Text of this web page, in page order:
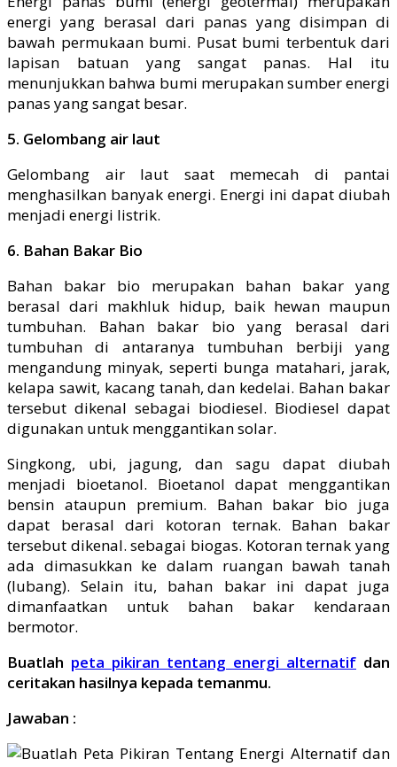
energi yang berasal dari panas yang disimpan di
bawah permukaan bumi. Pusat bumi terbentuk dari
lapisan batuan yang sangat panas. Hal itu
menunjukkan bahwa bumi merupakan sumber energi
panas yang sangat besar.
5. Gelombang air laut
Gelombang air laut saat memecah di pantai
menghasilkan banyak energi. Energi ini dapat diubah
menjadi energi listrik.
6. Bahan Bakar Bio
Bahan bakar bio merupakan bahan bakar yang
berasal dari makhluk hidup, baik hewan maupun
tumbuhan. Bahan bakar bio yang berasal dari
tumbuhan di antaranya tumbuhan berbiji yang
mengandung minyak, seperti bunga matahari, jarak,
kelapa sawit, kacang tanah, dan kedelai. Bahan bakar
tersebut dikenal sebagai biodiesel. Biodiesel dapat
digunakan untuk menggantikan solar.
Singkong, ubi, jagung, dan sagu dapat diubah
menjadi bioetanol. Bioetanol dapat menggantikan
bensin ataupun premium. Bahan bakar bio juga
dapat berasal dari kotoran ternak. Bahan bakar
tersebut dikenal. sebagai biogas. Kotoran ternak yang
ada dimasukkan ke dalam ruangan bawah tanah
(lubang). Selain itu, bahan bakar ini dapat juga
dimanfaatkan untuk bahan bakar kendaraan
bermotor.
Buatlah peta pikiran tentang energi alternatif dan
ceritakan hasilnya kepada temanmu.
Jawaban :